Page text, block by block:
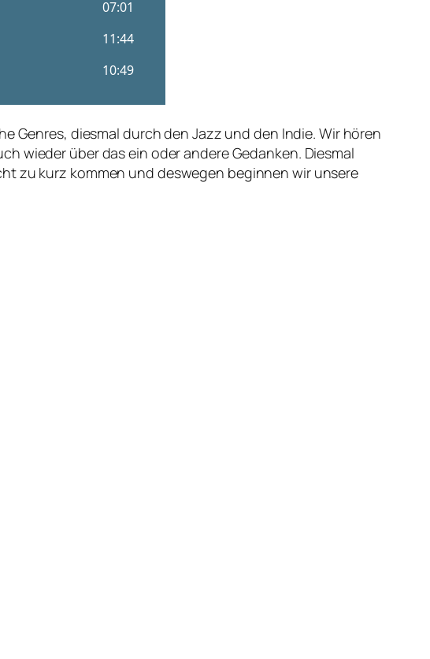
Genres, diesmal durch den Jazz und den Indie. Wir hören
wieder über das ein oder andere Gedanken. Diesmal
zu kurz kommen und deswegen beginnen wir unsere